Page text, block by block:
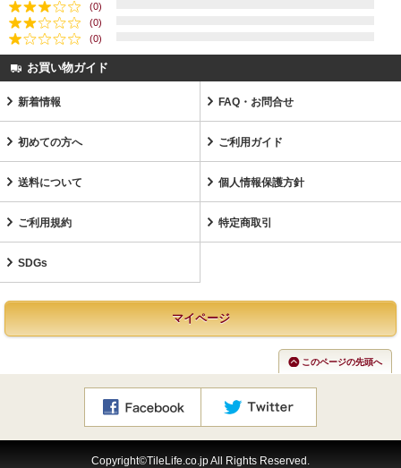
(0)
(0)
(0)
お買い物ガイド
新着情報 FAQ・お問合せ
初めての方へ ご利用ガイド
送料について 個人情報保護方針
ご利用規約 特定商取引
SDGs
マイページ
このページの先頭へ
Copyright©TileLife.co.jp All Rights Reserved.